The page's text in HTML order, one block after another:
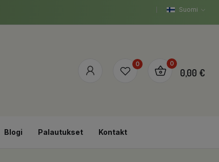
Suomi
0 0
0,00 €
Blogi Palautukset Kontakt